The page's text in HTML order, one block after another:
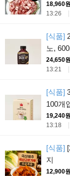
18,960원
13:26
[식품]
노,
24,650원
13:21
[식품]
100개
19,240원
13:18
[식품]
지
12,900원